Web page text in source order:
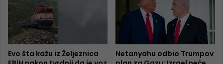
Evo šta kažu iz Željeznica
Netanyahu odbio Trumpov